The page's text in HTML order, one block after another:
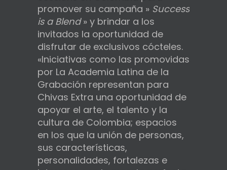
promover su campaña » Success
is a Blend» y brindar a los
invitados la oportunidad de
disfrutar de exclusivos cócteles.
«Iniciativas como las promovidas
por La Academia Latina de la
Grabación representan para
Chivas Extra una oportunidad de
apoyar el arte, el talento y la
cultura de Colombia; espacios
en los que la unión de personas,
sus características,
personalidades, fortalezas e